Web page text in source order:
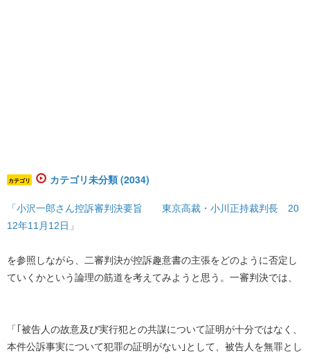
カテゴリ カテゴリ未分類 (2034)
「小沢一郎さん控訴審判決要旨 東京高裁・小川正持裁判長 20
12年11月12日」
を参照しながら、二審判決が控訴趣意書の主張をどのように否定し
ていくかという論理の筋道を考えてみようと思う。一審判決では、
「｢被告人の故意及び実行犯との共謀について証明が十分ではなく、
本件公訴事実について犯罪の証明がない｣として、被告人を無罪とし